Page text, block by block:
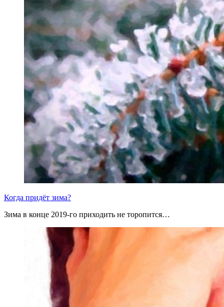
Когда придёт зима?
Зима в конце 2019-го приходить не торопится…